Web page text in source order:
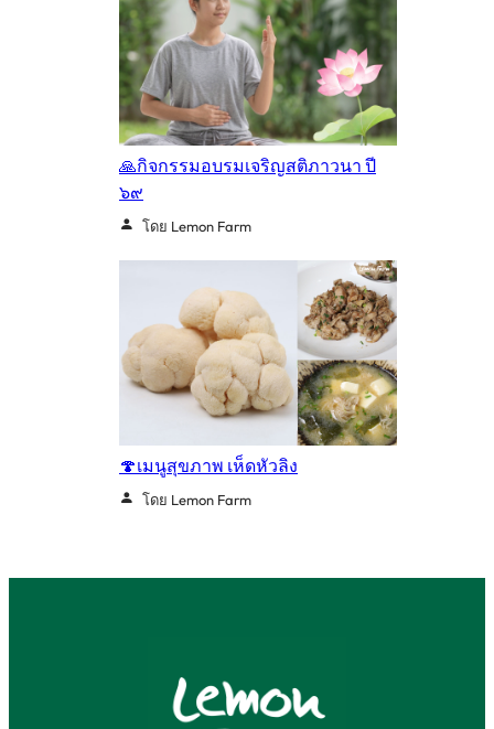
🙏กิจกรรมอบรมเจริญสติภาวนา ปี
๖๙
โดย Lemon Farm
🍄เมนูสุขภาพ เห็ดหัวลิง
โดย Lemon Farm